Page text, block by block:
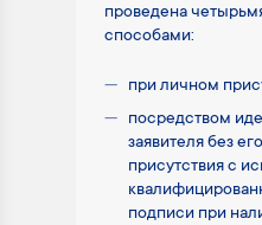
проведена
способами:
при личном
посредством
заявителя без
присутствия с
подписи при